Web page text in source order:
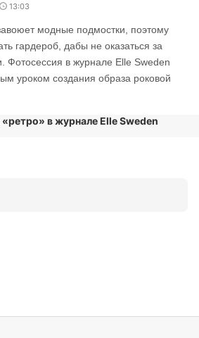
13:03
модные подмостки, поэтому
гардероб, дабы не оказаться за
Фотосессия в журнале Elle Sweden
уроком создания образа роковой